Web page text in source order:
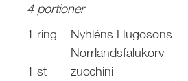
4 portioner
1 ring
Nyhléns Hugosons
Norrlandsfalukorv
1 st
zucchini